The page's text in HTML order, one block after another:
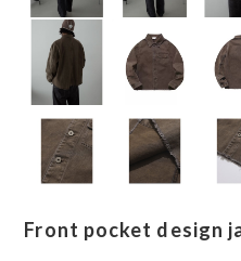
Front pocket design